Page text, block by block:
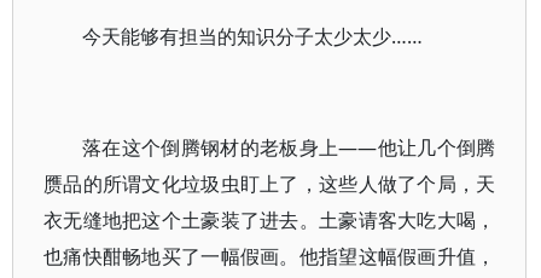
今天能够有担当的知识分子太少太少……
落在这个倒腾钢材的老板身上——他让几个倒腾
赝品的所谓文化垃圾虫盯上了，这些人做了个局，天
衣无缝地把这个土豪装了进去。土豪请客大吃大喝，
也痛快酣畅地买了一幅假画。他指望这幅假画升值，